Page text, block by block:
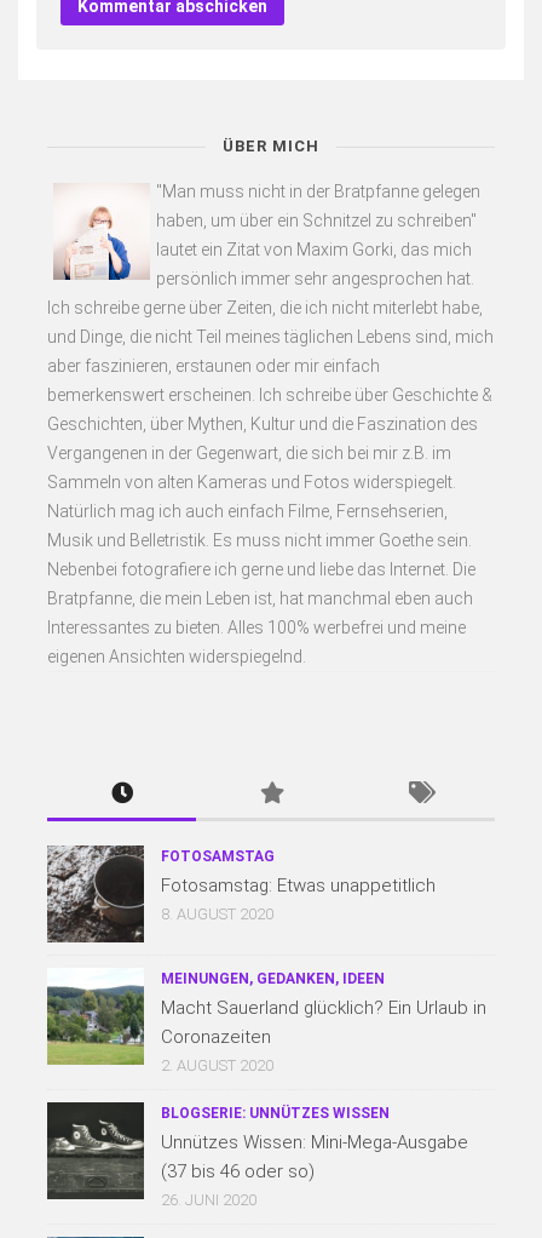
ÜBER MICH
"Man muss nicht in der Bratpfanne gelegen
haben, um über ein Schnitzel zu schreiben"
lautet ein Zitat von Maxim Gorki, das mich
persönlich immer sehr angesprochen hat.
Ich schreibe gerne über Zeiten, die ich nicht miterlebt habe,
und Dinge, die nicht Teil meines täglichen Lebens sind, mich
aber faszinieren, erstaunen oder mir einfach
bemerkenswert erscheinen. Ich schreibe über Geschichte &
Geschichten, über Mythen, Kultur und die Faszination des
Vergangenen in der Gegenwart, die sich bei mir z.B. im
Sammeln von alten Kameras und Fotos widerspiegelt.
Natürlich mag ich auch einfach Filme, Fernsehserien,
Musik und Belletristik. Es muss nicht immer Goethe sein.
Nebenbei fotografiere ich gerne und liebe das Internet. Die
Bratpfanne, die mein Leben ist, hat manchmal eben auch
Interessantes zu bieten. Alles 100% werbefrei und meine
eigenen Ansichten widerspiegelnd.
FOTOSAMSTAG
Fotosamstag: Etwas unappetitlich
8. AUGUST 2020
MEINUNGEN, GEDANKEN, IDEEN
Macht Sauerland glücklich? Ein Urlaub in
Coronazeiten
2. AUGUST 2020
BLOGSERIE: UNNÜTZES WISSEN
Unnützes Wissen: Mini-Mega-Ausgabe
(37 bis 46 oder so)
26. JUNI 2020